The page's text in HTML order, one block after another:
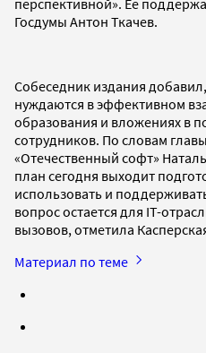
Госдумы Антон Ткачев.
Собеседник издания
нуждаются в эффективном
образования и вложениях в
сотрудников. По словам
«Отечественный софт»
план сегодня выходит
использовать и
вопрос остается для IT-
вызовов, отметила
Материал по теме